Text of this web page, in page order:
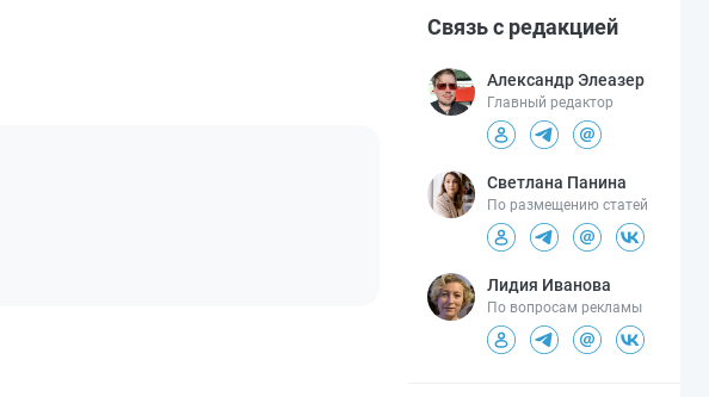
Связь с редакцией
Александр Элеазер
Главный редактор
Светлана Панина
По размещению статей
Лидия Иванова
По вопросам рекламы